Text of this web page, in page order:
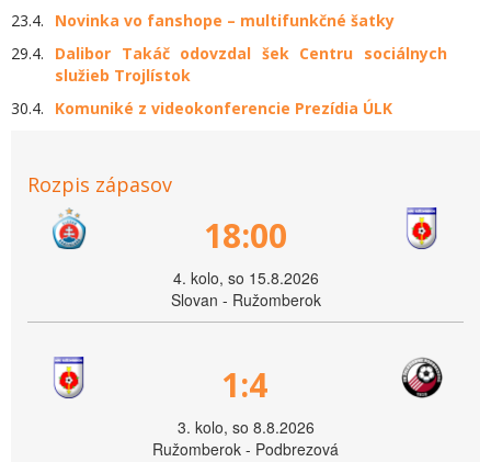
23.4.
Novinka vo fanshope – multifunkčné šatky
29.4.
Dalibor Takáč odovzdal šek Centru sociálnych
služieb Trojlístok
30.4.
Komuniké z videokonferencie Prezídia ÚLK
Rozpis zápasov
18:00
4. kolo, so 15.8.2026
Slovan - Ružomberok
1:4
3. kolo, so 8.8.2026
Ružomberok - Podbrezová